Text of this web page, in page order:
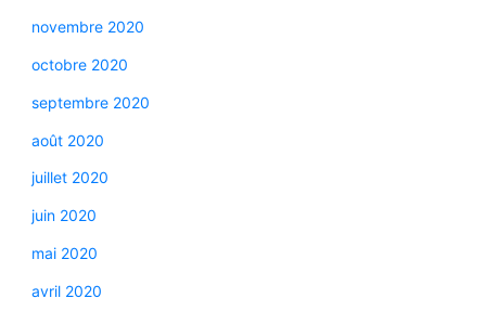
novembre 2020
octobre 2020
septembre 2020
août 2020
juillet 2020
juin 2020
mai 2020
avril 2020